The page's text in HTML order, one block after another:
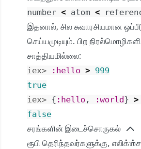
number < atom <
இதனால், சில சுவாரசியமான
செய்யமுடியும். பிற
சாத்தியமில்லை:
iex> :hello > 999
true
iex> { :hello , :world} >
false
சரங்களின் இடைச்சொருகல்
ரூபி தெரிந்தவர்களுக்கு,